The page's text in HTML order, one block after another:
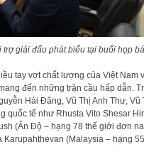
giải đấu phát biểu tại buổi họp
tay vợt chất lượng của Việt Nam
đến những trận cầu hấp dẫn.
Hải Đăng, Vũ Thị Anh Thư, Vũ
tế như Rhusta Vito Shesar
(Ấn Độ – hạng 78 thế giới đơn
(Malaysia – hạng